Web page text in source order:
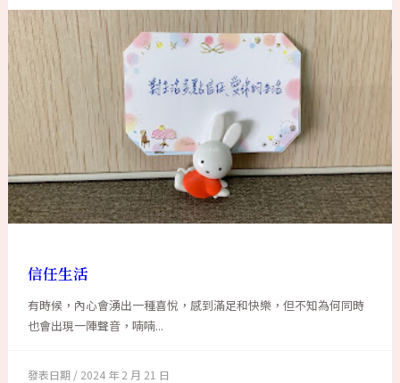
信任生活
有時候，內心會湧出一種喜悅，感到滿足和快樂，但不知為何同時
也會出現一陣聲音，喃喃...
2024 年 2 月 21 日